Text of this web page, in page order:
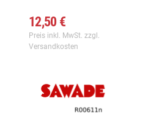
12,50 €
Preis inkl. MwSt. zzgl.
Versandkosten